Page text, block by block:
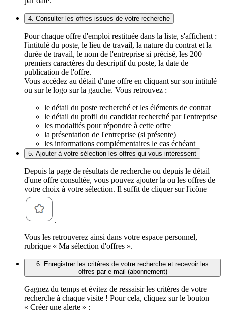
4. Consulter les offres issues de votre recherche
Pour chaque offre d'emploi restituée dans la liste, s'affichent :
l'intitulé du poste, le lieu de travail, la nature du contrat et la
durée de travail, le nom de l'entreprise si précisé, les 200
premiers caractères du descriptif du poste, la date de
publication de l'offre.
Vous accédez au détail d'une offre en cliquant sur son intitulé
ou sur le logo sur la gauche. Vous retrouvez :
le détail du poste recherché et les éléments de contrat
le détail du profil du candidat recherché par l'entreprise
les modalités pour répondre à cette offre
la présentation de l'entreprise (si présente)
les informations complémentaires le cas échéant
5. Ajouter à votre sélection les offres qui vous intéressent
Depuis la page de résultats de recherche ou depuis le détail
d'une offre consultée, vous pouvez ajouter la ou les offres de
votre choix à votre sélection. Il suffit de cliquer sur l'icône
.
Vous les retrouverez ainsi dans votre espace personnel,
rubrique « Ma sélection d'offres ».
6. Enregistrer les critères de votre recherche et recevoir les
offres par e-mail (abonnement)
Gagnez du temps et évitez de ressaisir les critères de votre
recherche à chaque visite ! Pour cela, cliquez sur le bouton
« Créer une alerte » :